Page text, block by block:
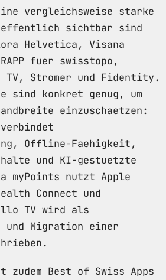
vergleichsweise starke
sichtbar sind
Helvetica, Visana
fuer swisstopo,
Stromer und Fidentity.
sind konkret genug, um
einzuschaetzen:
Offline-Faehigkeit,
und KI-gestuetzte
myPoints nutzt Apple
Connect und
TV wird als
und Migration einer
zudem Best of Swiss Apps